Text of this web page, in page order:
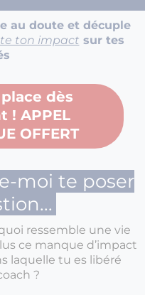
au doute et décuple
ton impact sur tes
dès
! APPEL
OFFERT
moi te poser
ressemble une vie
ce manque d’impact
laquelle tu es libéré
?